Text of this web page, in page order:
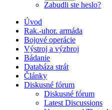
Zabudli ste heslo?
Úvod
Rak.-uhor. armáda
Bojové operácie
Výstroj a výzbroj
Bádanie
Databáza strát
Články
Diskusné fórum
Diskusné fórum
Latest Discussions